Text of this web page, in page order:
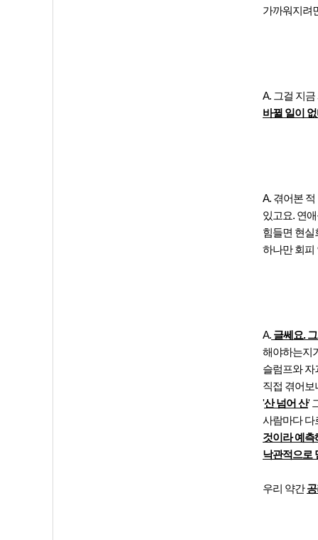
가까워지려
A. 그걸 지
바뀔 일이
A. 겪어본
있고요. 연
힘들면 현실
하나만 회피
A. 글쎄요.
해야하는지
슬럼프와 자
직접 겪어보
'산 넘어 산'
사람마다 다
것이라 예측
낙관적으로
우리 약간